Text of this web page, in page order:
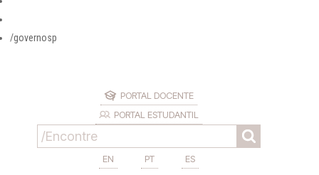
/governosp
PORTAL DOCENTE
PORTAL ESTUDANTIL
EN PT ES